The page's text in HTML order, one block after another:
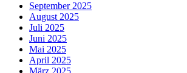
September 2025
August 2025
Juli 2025
Juni 2025
Mai 2025
April 2025
März 2025